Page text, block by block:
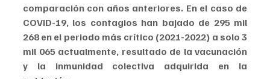
comparación con años anteriores. En el caso de
COVID-19, los contagios han bajado de 295 mil
268 en el periodo más crítico (2021-2022) a solo 3
mil 065 actualmente, resultado de la vacunación
y la inmunidad colectiva adquirida en la